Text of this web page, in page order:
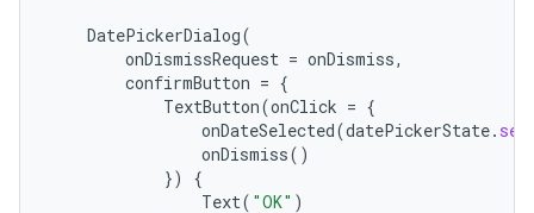
DatePickerDialog(
onDismissRequest = onDismiss,
confirmButton = {
TextButton(onClick = {
onDateSelected(datePickerState.
onDismiss()
})
{
Text( "OK" )